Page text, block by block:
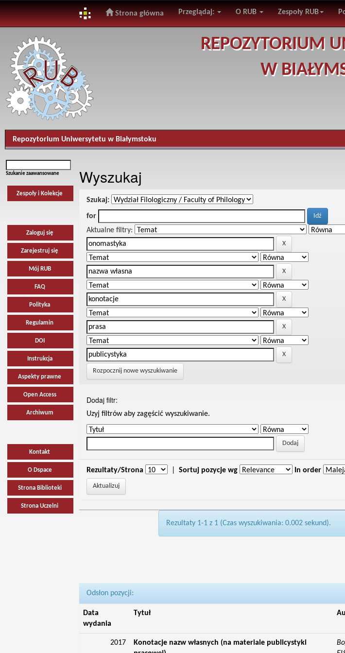
navigation
Strona główna Przeglądaj: O RUB Zespoły RUB
REPOZYTORIUM
W
Repozytorium Uniwersytetu w Białymstoku
Szukanie zaawansowane
Zespoły i Kolekcje
Zaloguj się
Zarejestruj się
Mój RUB
FAQ
Polityka
Regulamin
DOI
Instrukcja
Aspekty prawne
Open Access
Archiwum
Kontakt
O Dspace
Strona Biblioteki
Strona Uczelni
Wyszukaj
Szukaj:
for
Aktualne filtry:
Rozpocznij nowe wyszukiwanie
Dodaj filtr:
Uzyj filtrów aby zagęścić wyszukiwanie.
Rezultaty/Strona Sortuj pozycje wg In order
Rezultaty 1-1 z 1 (Czas wyszukiwania: 0.002 sekund).
Odsłon pozycji:
Data
wydania
Tytuł
2017
Konotacje nazw własnych (na materiale publicystyki